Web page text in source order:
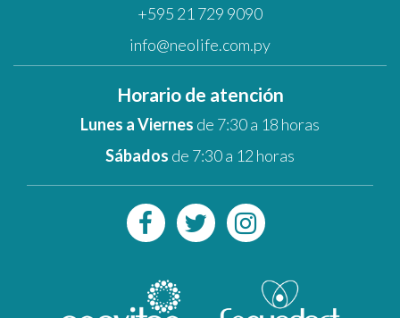
+595 21 729 9090
info@neolife.com.py
Horario de atención
Lunes a Viernes de 7:30 a 18 horas
Sábados de 7:30 a 12 horas